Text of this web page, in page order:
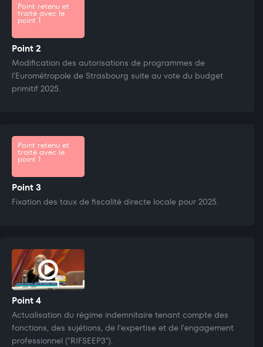
Point retenu et
traité avec le
point 1
Point 2
Modification des autorisations de programmes de
l'Eurométropole de Strasbourg suite au vote du budget
primitif 2025.
Point retenu et
traité avec le
point 1
Point 3
Fixation des taux de fiscalité directe locale pour 2025.
Point 4
Actualisation du régime indemnitaire tenant compte des
fonctions, des sujétions, de l'expertise et de l'engagement
professionnel ("RIFSEEP3").